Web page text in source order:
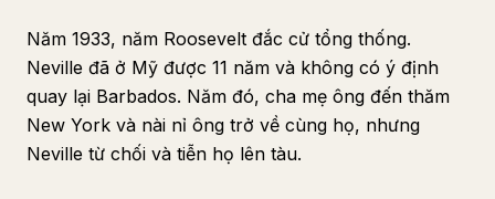
Năm 1933, năm Roosevelt đắc cử tổng thống.
Neville đã ở Mỹ được 11 năm và không có ý định
quay lại Barbados. Năm đó, cha mẹ ông đến thăm
New York và nài nỉ ông trở về cùng họ, nhưng
Neville từ chối và tiễn họ lên tàu.